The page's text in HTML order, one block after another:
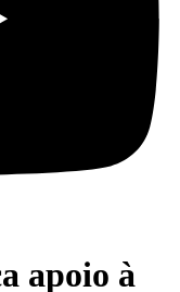
apoio à